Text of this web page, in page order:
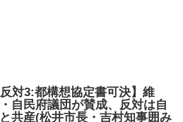
反対3:都構想協定書可決】維
自民府議団が賛成、反対は自
共産(松井市長・吉村知事囲み